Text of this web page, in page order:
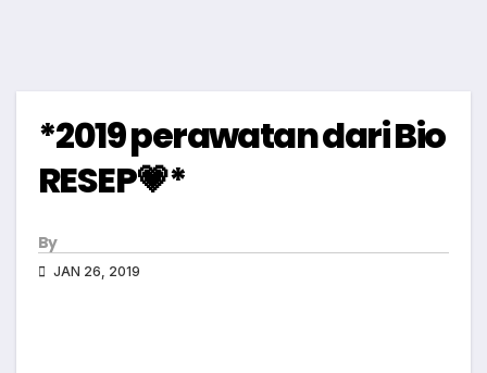
*2019 perawatan dari Bio
RESEP💗*
By
JAN 26, 2019